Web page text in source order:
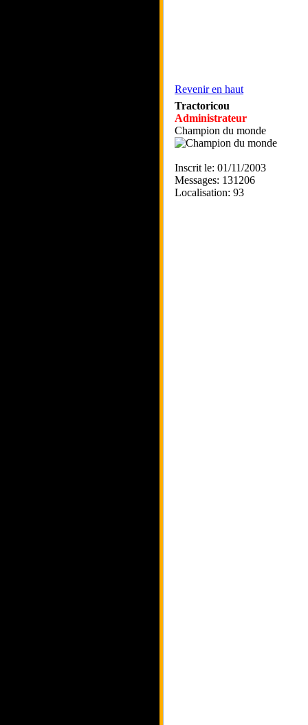
Revenir en haut
Tractoricou
Administrateur
Champion du monde
Inscrit le: 01/11/2003
Messages: 131206
Localisation: 93